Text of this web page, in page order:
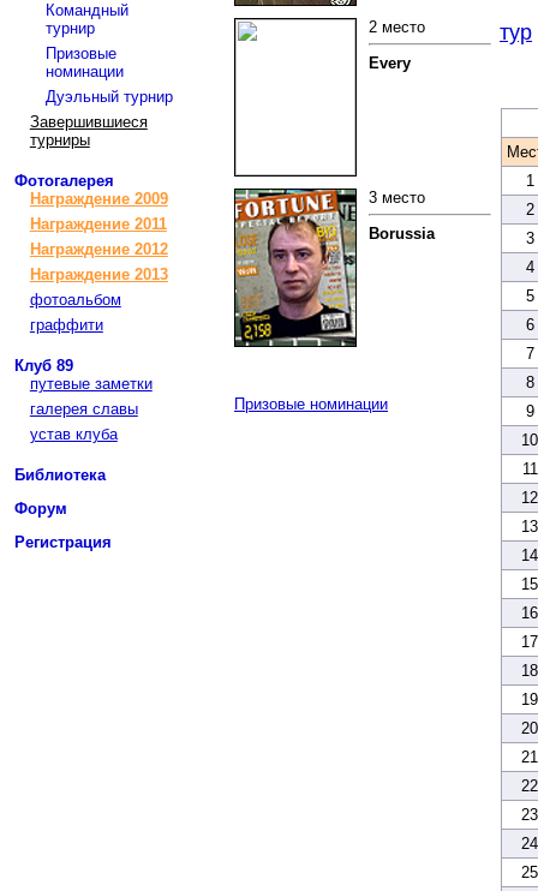
Командный
турнир
Призовые
номинации
Дуэльный турнир
Завершившиеся
турниры
Фотогалерея
Награждение 2009
Награждение 2011
Награждение 2012
Награждение 2013
фотоальбом
граффити
Клуб 89
путевые заметки
галерея славы
устав клуба
Библиотека
Форум
Регистрация
2 место
Every
3 место
Borussia
Призовые номинации
тур
1
2
3
4
5
6
7
8
9
10
11
12
13
14
15
16
17
18
19
20
21
22
23
24
25